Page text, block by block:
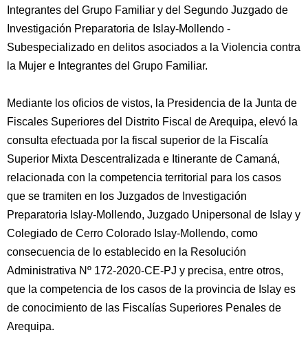
Integrantes del Grupo Familiar y del Segundo Juzgado de
Investigación Preparatoria de Islay-Mollendo -
Subespecializado en delitos asociados a la Violencia contra
la Mujer e Integrantes del Grupo Familiar.
Mediante los oficios de vistos, la Presidencia de la Junta de
Fiscales Superiores del Distrito Fiscal de Arequipa, elevó la
consulta efectuada por la fiscal superior de la Fiscalía
Superior Mixta Descentralizada e Itinerante de Camaná,
relacionada con la competencia territorial para los casos
que se tramiten en los Juzgados de Investigación
Preparatoria Islay-Mollendo, Juzgado Unipersonal de Islay y
Colegiado de Cerro Colorado Islay-Mollendo, como
consecuencia de lo establecido en la Resolución
Administrativa Nº 172-2020-CE-PJ y precisa, entre otros,
que la competencia de los casos de la provincia de Islay es
de conocimiento de las Fiscalías Superiores Penales de
Arequipa.